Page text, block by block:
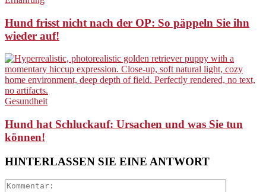
Hund frisst nicht nach der OP: So päppeln Sie ihn
wieder auf!
Gesundheit
Hund hat Schluckauf: Ursachen und was Sie tun
können!
HINTERLASSEN SIE EINE ANTWORT